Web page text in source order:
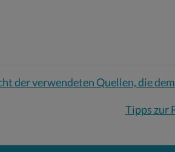
der verwendeten Quellen, die
Tipps zur